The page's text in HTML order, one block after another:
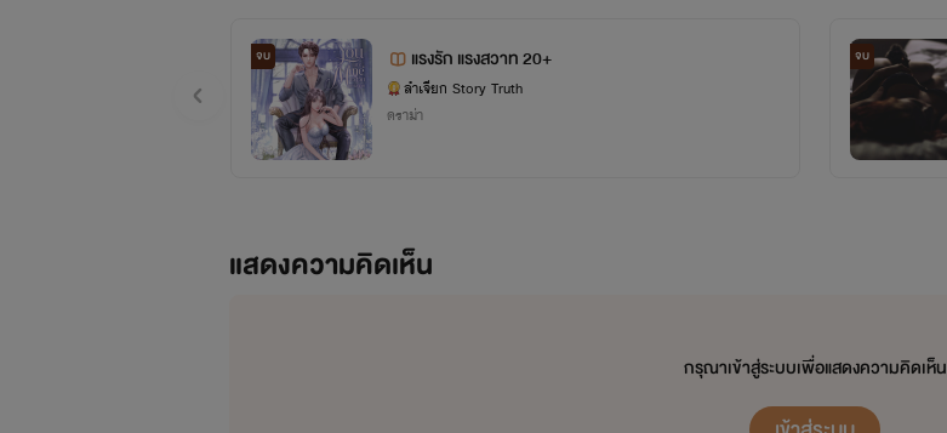
จบ แรงรัก แรงสวาท 20+
ลำเจียก Story Truth
ดราม่า
จบ
แสดงความคิดเห็น
กรุณาเข้าสู่ระบบเพื่อแสดงความคิดเห็น